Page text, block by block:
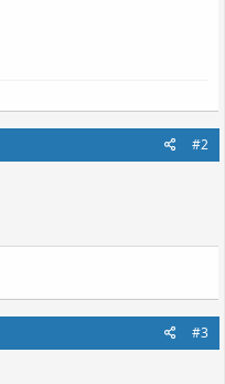
#2
#3